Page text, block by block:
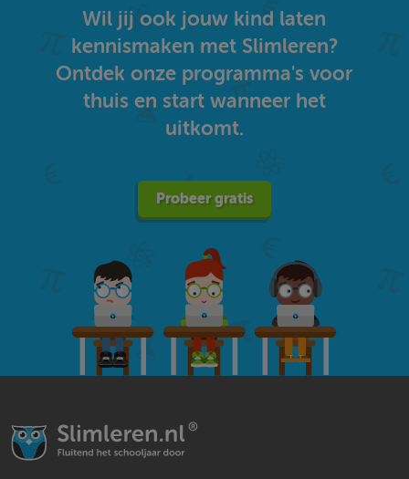
Wil jij ook jouw kind laten
kennismaken met Slimleren?
Ontdek onze programma's voor
thuis en start wanneer het
uitkomt.
Probeer gratis